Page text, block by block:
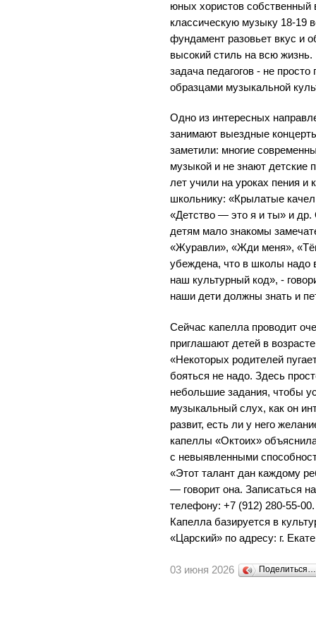
юных хористов собственный
классическую музыку 18-19
фундамент разовьет вкус и
высокий стиль на всю
задача педагогов - не
образцами музыкальной
Одно из интересных
занимают выездные
заметили: многие
музыкой и не знают детские
лет учили на уроках пения
школьнику: «Крылатые
«Детство — это я и ты» и др.
детям мало знакомы
«Журавли», «Жди меня»,
убеждена, что в школы надо
наш культурный код», -
наши дети должны знать и
Сейчас капелла проводит
приглашают детей в
«Некоторых родителей
бояться не надо. Здесь
небольшие задания, чтобы
музыкальный слух, как он
развит, есть ли у него
капеллы «Октоих»
с невыявленными
«Этот талант дан каждому
— говорит она. Записаться
телефону: +7 (912) 280-55-
Капелла базируется в
«Царский» по адресу: г.
03 июня 2026 Поделиться…